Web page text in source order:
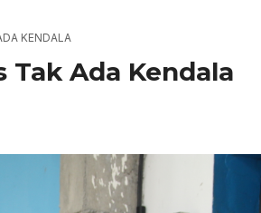
KENDALA
Ada Kendala